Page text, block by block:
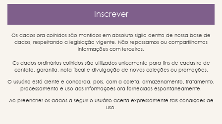
Os dados ora colhidos são mantidos em absoluto sigilo dentro de nossa base de
dados, respeitando a legislação vigente. Não repassamos ou compartilhamos
informações com terceiros.
Os dados ordinários colhidos são utilizados unicamente para fins de cadastro de
contato, garantia, nota fiscal e divulgação de novas coleções ou promoções.
O usuário está ciente e concorda, pois, com a coleta, armazenamento, tratamento,
processamento e uso das informações ora fornecidas espontaneamente.
Ao preencher os dados a seguir o usuário aceita expressamente tais condições de
uso.